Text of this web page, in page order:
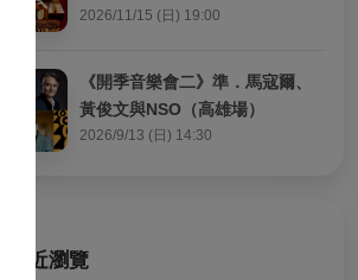
2026/11/15 (日) 19:00
《開季音樂會二》準．馬寇爾、
黃俊文與NSO（高雄場）
2026/9/13 (日) 14:30
最近瀏覽